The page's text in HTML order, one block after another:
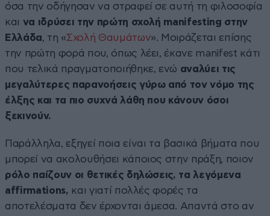
όσα την οδήγησαν να στραφεί σε αυτή τη φιλοσοφία
και να ιδρύσει την πρώτη σχολή manifesting στην
Ελλάδα, τη «Σχολή Θαυμάτων». Μοιράζεται επίσης
την πρώτη φορά που, όπως λέει, έκανε manifest κάτι
που τελικά πραγματοποιήθηκε, ενώ αναλύει τις
μεγαλύτερες παρανοήσεις γύρω από τον νόμο της
έλξης και τα πιο συχνά λάθη που κάνουν όσοι
ξεκινούν.
Παράλληλα, εξηγεί ποια είναι τα βασικά βήματα που
μπορεί να ακολουθήσει κάποιος στην πράξη, ποιον
ρόλο παίζουν οι θετικές δηλώσεις, τα λεγόμενα
affirmations, και γιατί πολλές φορές τα
αποτελέσματα δεν έρχονται άμεσα. Απαντά στο αν